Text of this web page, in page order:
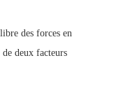
des forces en
deux facteurs